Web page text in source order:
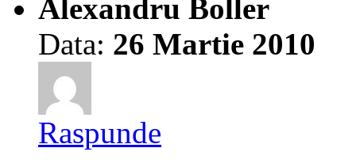
Alexandru Boller
Data: 26 Martie 2010
Raspunde